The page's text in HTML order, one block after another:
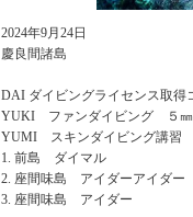
2024年9月24日
慶良間諸島
DAI ダイビングライセンス取
YUKI ファンダイビング ５㎜
YUMI スキンダイビング講習
前島 ダイマル
座間味島 アイダーアイダー
座間味島 アイダー